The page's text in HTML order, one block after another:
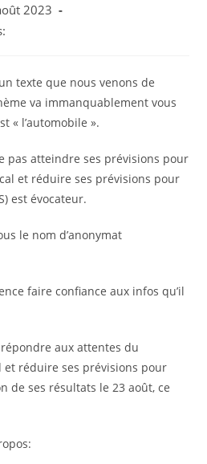
2023
texte que nous venons de
va immanquablement vous
« l’automobile ».
pas atteindre ses prévisions pour
et réduire ses prévisions pour
est évocateur.
le nom d’anonymat
faire confiance aux infos qu’il
aux attentes du
réduire ses prévisions pour
de ses résultats le 23 août, ce